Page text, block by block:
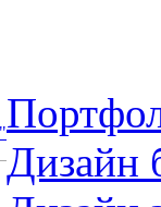
Дизайн